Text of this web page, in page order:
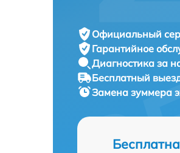
Официальный
Гарантийное
Диагностика за
Бесплатный
Замена зуммера